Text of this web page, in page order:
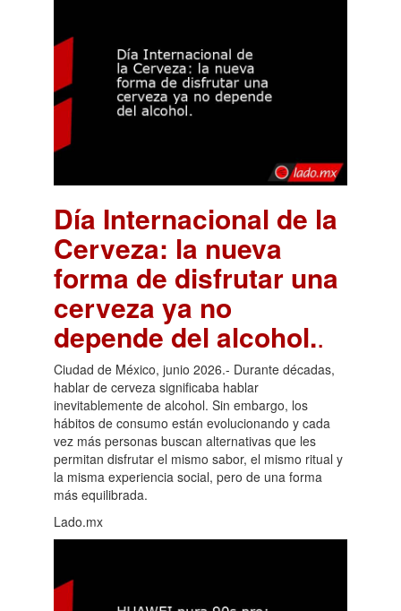
Día Internacional de la
Cerveza: la nueva
forma de disfrutar una
cerveza ya no
depende del alcohol..
Ciudad de México, junio 2026.- Durante décadas,
hablar de cerveza significaba hablar
inevitablemente de alcohol. Sin embargo, los
hábitos de consumo están evolucionando y cada
vez más personas buscan alternativas que les
permitan disfrutar el mismo sabor, el mismo ritual y
la misma experiencia social, pero de una forma
más equilibrada.
Lado.mx